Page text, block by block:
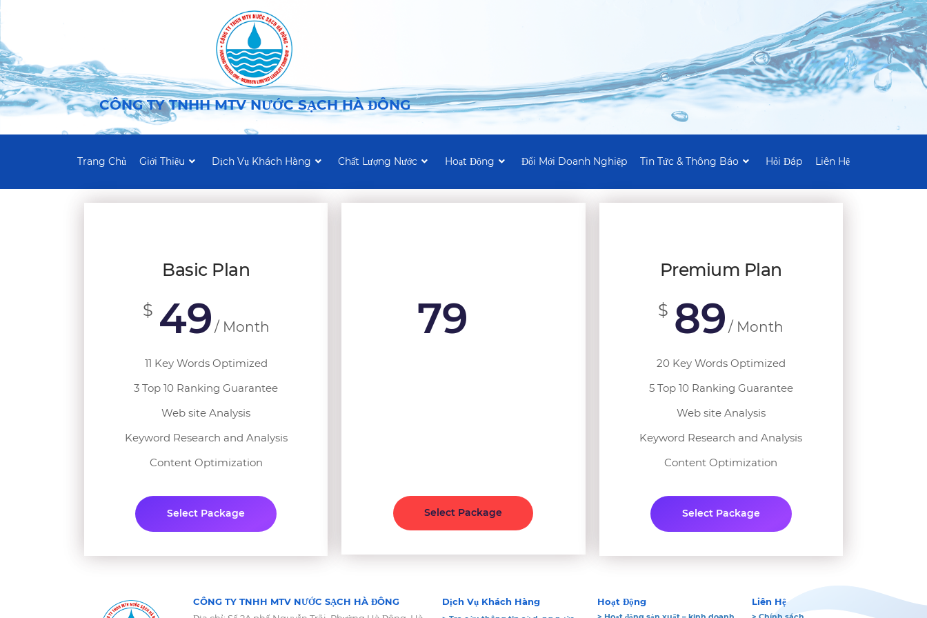
CÔNG TY TNHH MTV NƯỚC SẠCH HÀ ĐÔNG
Trang Chủ Giới Thiệu Dịch Vụ Khách Hàng Chất Lượng Nước Hoạt Động Đổi Mới Doanh Nghiệp Tin Tức & Thông Báo Hỏi Đáp Liên Hệ
Basic Plan
$ 49 / Month
11 Key Words Optimized
3 Top 10 Ranking Guarantee
Web site Analysis
Keyword Research and Analysis
Content Optimization
Select Package
79
Select Package
Premium Plan
$ 89 / Month
20 Key Words Optimized
5 Top 10 Ranking Guarantee
Web site Analysis
Keyword Research and Analysis
Content Optimization
Select Package
CÔNG TY TNHH MTV NƯỚC SẠCH HÀ ĐÔNG
Dịch Vụ Khách Hàng Hoạt Động Liên Hệ